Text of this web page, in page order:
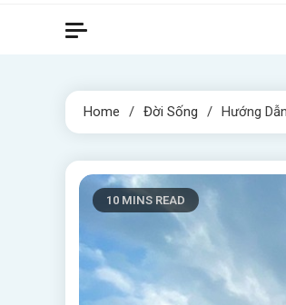
Home Đời Sống Hướng
10 MINS READ